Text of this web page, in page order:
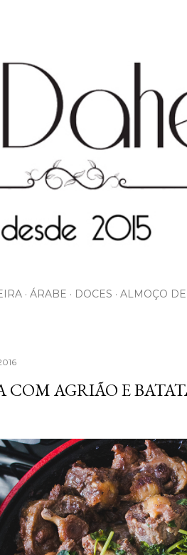
ÁRABE DOCES ALMOÇO
COM AGRIÃO E